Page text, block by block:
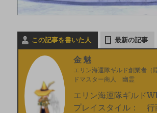
この記事を書いた人 最新の記事
金魅
エリン海運隊ギルド創業者（
ドマスター商人 幽霊
エリン海運隊ギルド
プレイスタイル： 行